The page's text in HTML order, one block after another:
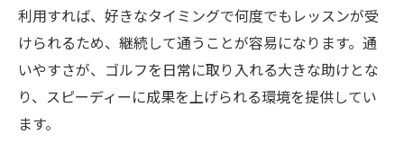
お得な定額制でスキル向上をサポート
亀有駅から徒歩2分インドアゴルフスクールでス
キルアップ
駅近の利便性！仕事帰りにも立ち寄りやす
利用すれば、好きなタイミングで何度でもレッスンが受
けられるため、継続して通うことが容易になります。通
いやすさが、ゴルフを日常に取り入れる大きな助けとな
り、スピーディーに成果を上げられる環境を提供してい
ます。